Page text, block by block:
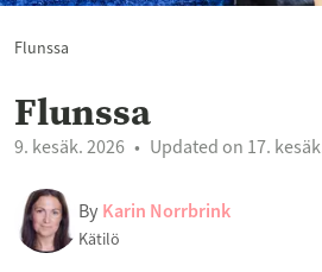
Flunssa
Flunssa
9. kesäk. 2026 Updated on 17.
By Karin Norrbrink
Kätilö